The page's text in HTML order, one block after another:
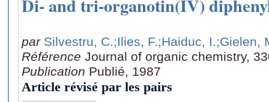
Di- and tri-organotin(IV)
par Silvestru, C.;Ilies, F.;Haiduc, I.;Gielen,
Référence Journal of organic chemistry,
Publication Publié, 1987
Article révisé par les pairs